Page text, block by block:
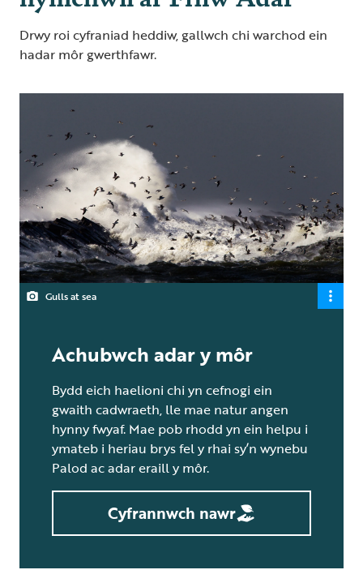
Drwy roi cyfraniad heddiw, gallwch chi warchod ein
hadar môr gwerthfawr.
Gulls at sea
Achubwch adar y môr
Bydd eich haelioni chi yn cefnogi ein
gwaith cadwraeth, lle mae natur angen
hynny fwyaf. Mae pob rhodd yn ein helpu i
ymateb i heriau brys fel y rhai sy’n wynebu
Palod ac adar eraill y môr.
Cyfrannwch nawr